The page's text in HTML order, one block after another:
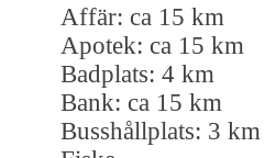
Affär: ca 15 km
Apotek: ca 15 km
Badplats: 4 km
Bank: ca 15 km
Busshållplats: 3 km